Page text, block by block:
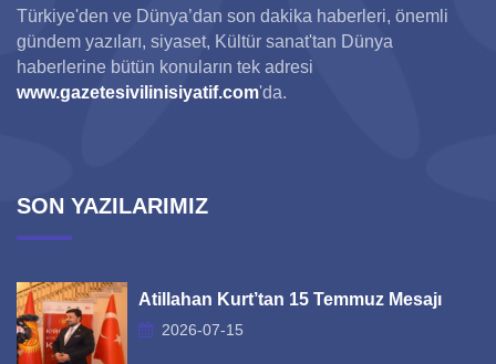
Türkiye'den ve Dünya’dan son dakika haberleri, önemli
gündem yazıları, siyaset, Kültür sanat'tan Dünya
haberlerine bütün konuların tek adresi
www.gazetesivilinisiyatif.com'da.
SON YAZILARIMIZ
Atillahan Kurt’tan 15 Temmuz Mesajı
2026-07-15